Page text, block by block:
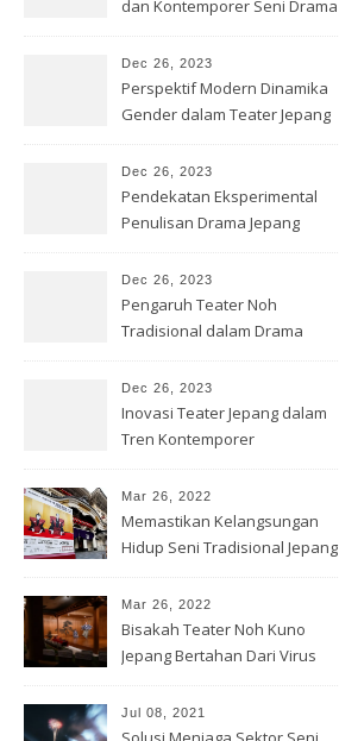
dan Kontemporer Seni Drama
Dec 26, 2023
Perspektif Modern Dinamika
Gender dalam Teater Jepang
Dec 26, 2023
Pendekatan Eksperimental
Penulisan Drama Jepang
Dec 26, 2023
Pengaruh Teater Noh
Tradisional dalam Drama
Dec 26, 2023
Inovasi Teater Jepang dalam
Tren Kontemporer
Mar 26, 2022
Memastikan Kelangsungan
Hidup Seni Tradisional Jepang
Mar 26, 2022
Bisakah Teater Noh Kuno
Jepang Bertahan Dari Virus
Jul 08, 2021